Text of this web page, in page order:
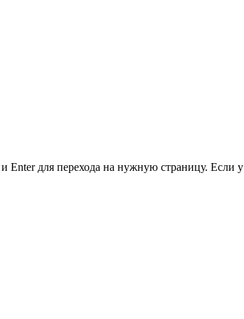
Enter для перехода на нужную страницу. Если